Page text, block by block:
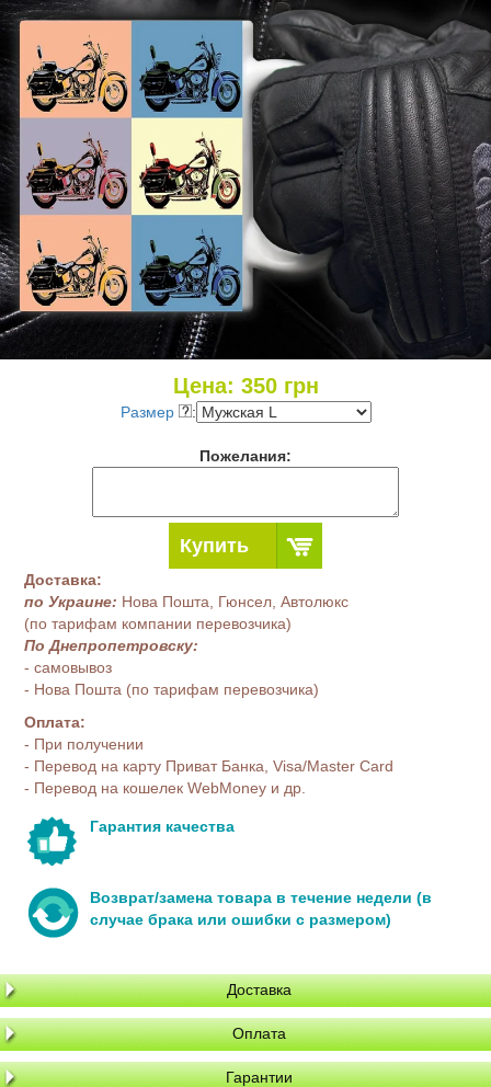
Цена: 350грн
Размер :
Пожелания:
Купить
Доставка:
по Украине: Нова Пошта, Гюнсел, Автолюкс
(по тарифам компании перевозчика)
По Днепропетровску:
- самовывоз
- Нова Пошта (по тарифам перевозчика)
Оплата:
- При получении
- Перевод на карту Приват Банка, Visa/Master Card
- Перевод на кошелек WebMoney и др.
Гарантия качества
Возврат/замена товара в течение недели (в
случае брака или ошибки с размером)
Доставка
Оплата
Гарантии